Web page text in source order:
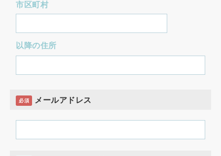
市区町村
以降の住所
必須 メールアドレス